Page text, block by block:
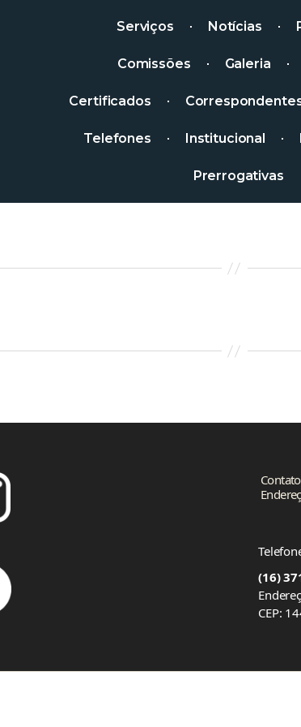
Serviços Notícias
Comissões Galeria
Certificados
Telefones Institucional
Prerrogativas
Contato
(16)
CEP: